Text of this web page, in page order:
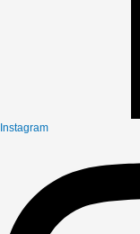
Instagram